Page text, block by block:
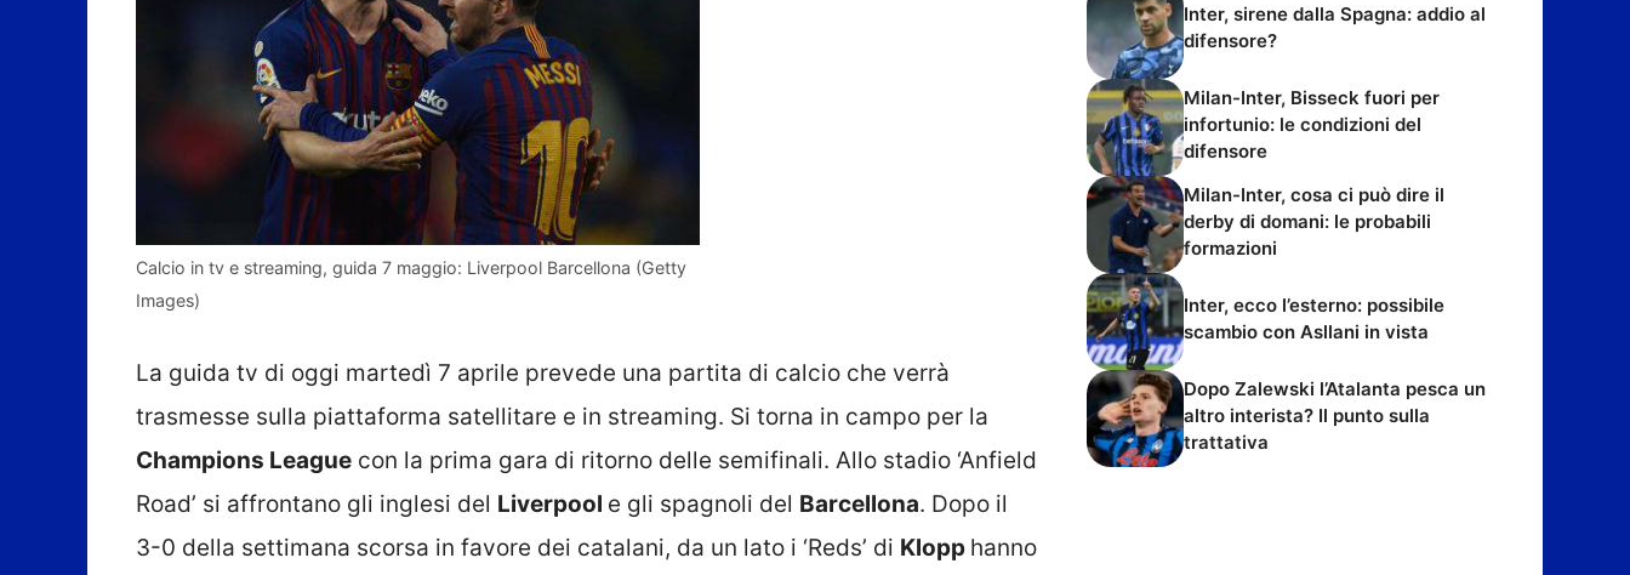
Calcio in tv e streaming, guida 7 maggio: Liverpool Barcellona (Getty
Images)
La guida tv di oggi martedì 7 aprile prevede una partita di calcio che verrà
trasmesse sulla piattaforma satellitare e in streaming. Si torna in campo per la
Champions League con la prima gara di ritorno delle semifinali. Allo stadio ‘Anfield
Road’ si affrontano gli inglesi del Liverpool e gli spagnoli del Barcellona. Dopo il
3-0 della settimana scorsa in favore dei catalani, da un lato i ‘Reds’ di Klopp hanno
Inter, sirene dalla Spagna: addio al
difensore?
Milan-Inter, Bisseck fuori per
infortunio: le condizioni del
difensore
Milan-Inter, cosa ci può dire il
derby di domani: le probabili
formazioni
Inter, ecco l’esterno: possibile
scambio con Asllani in vista
Dopo Zalewski l’Atalanta pesca un
altro interista? Il punto sulla
trattativa